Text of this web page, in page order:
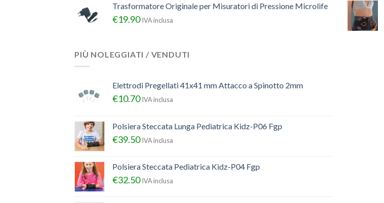
Trasformatore Originale per Misuratori di Pressione Microlife
€19.90 IVA inclusa
PIÙ NOLEGGIATI / VENDUTI
Elettrodi Pregellati 41x41 mm Attacco a Spinotto 2mm
€10.70 IVA inclusa
Polsiera Steccata Lunga Pediatrica Kidz-P06 Fgp
€39.50 IVA inclusa
Polsiera Steccata Pediatrica Kidz-P04 Fgp
€32.50 IVA inclusa